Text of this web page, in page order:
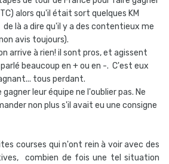
alors qu'il était sort quelques KM
là a dire qu'il y a des contentieux me
avis toujours).
arrive à rien! il sont pros, et agissent
beaucoup en + ou en -. C'est eux
tous perdant.
leur équipe ne l'oublier pas. Ne
non plus s'il avait eu une consigne
courses qui n'ont rein à voir avec des
combien de fois une tel situation